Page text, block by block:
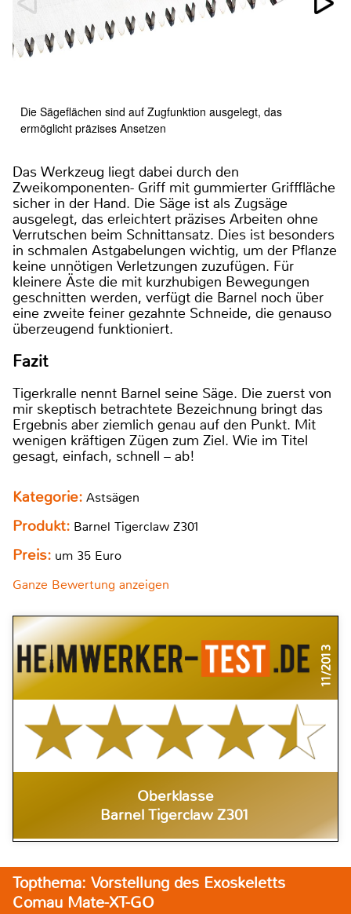
Die Sägeflächen sind auf Zugfunktion ausgelegt, das
ermöglicht präzises Ansetzen
Das Werkzeug liegt dabei durch den
Zweikomponenten- Griff mit gummierter Grifffläche
sicher in der Hand. Die Säge ist als Zugsäge
ausgelegt, das erleichtert präzises Arbeiten ohne
Verrutschen beim Schnittansatz. Dies ist besonders
in schmalen Astgabelungen wichtig, um der Pflanze
keine unnötigen Verletzungen zuzufügen. Für
kleinere Äste die mit kurzhubigen Bewegungen
geschnitten werden, verfügt die Barnel noch über
eine zweite feiner gezahnte Schneide, die genauso
überzeugend funktioniert.
Fazit
Tigerkralle nennt Barnel seine Säge. Die zuerst von
mir skeptisch betrachtete Bezeichnung bringt das
Ergebnis aber ziemlich genau auf den Punkt. Mit
wenigen kräftigen Zügen zum Ziel. Wie im Titel
gesagt, einfach, schnell – ab!
Kategorie: Astsägen
Produkt: Barnel Tigerclaw Z301
Preis: um 35 Euro
Ganze Bewertung anzeigen
11/2013
Oberklasse
Barnel Tigerclaw Z301
Topthema: Vorstellung des Exoskeletts
Comau Mate-XT-GO